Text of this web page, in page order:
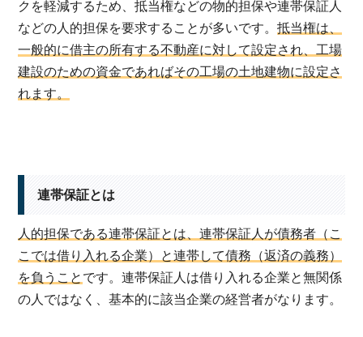
クを軽減するため、抵当権などの物的担保や連帯保証人
などの人的担保を要求することが多いです。抵当権は、
一般的に借主の所有する不動産に対して設定され、工場
建設のための資金であればその工場の土地建物に設定さ
れます。
連帯保証とは
人的担保である連帯保証とは、連帯保証人が債務者（こ
こでは借り入れる企業）と連帯して債務（返済の義務）
を負うこと です。連帯保証人は借り入れる企業と無関係
の人ではなく、基本的に該当企業の経営者がなります。